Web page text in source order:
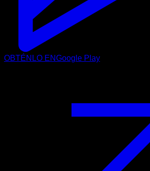
OBTÉNLO ENGoogle Play